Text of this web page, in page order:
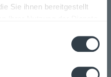
Sie ihnen bereitgestellt
Regionen, Städten,